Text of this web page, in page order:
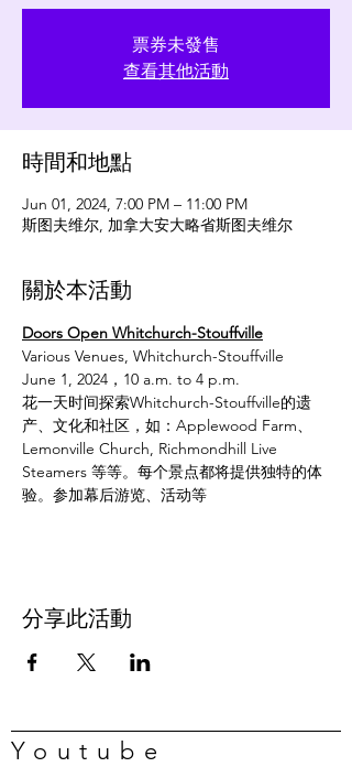
票券未發售
查看其他活動
時間和地點
Jun 01, 2024, 7:00 PM – 11:00 PM
斯图夫维尔, 加拿大安大略省斯图夫维尔
關於本活動
Doors Open Whitchurch-Stouffville
Various Venues, Whitchurch-Stouffville
June 1, 2024，10 a.m. to 4 p.m.
花一天时间探索Whitchurch-Stouffville的遗
产、文化和社区，如：Applewood Farm、
Lemonville Church, Richmondhill Live
Steamers 等等。每个景点都将提供独特的体
验。参加幕后游览、活动等
分享此活動
Youtube